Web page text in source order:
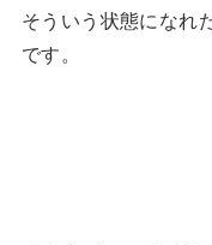
そういう状態になれ
です。